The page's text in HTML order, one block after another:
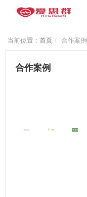
当前位置： 首页 合作案例
合作案例